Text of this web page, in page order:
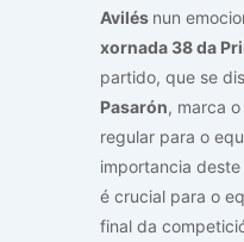
Avilés nun
xornada 38 da
partido, que se
Pasarón, marca
regular para o
importancia
é crucial para o
final da